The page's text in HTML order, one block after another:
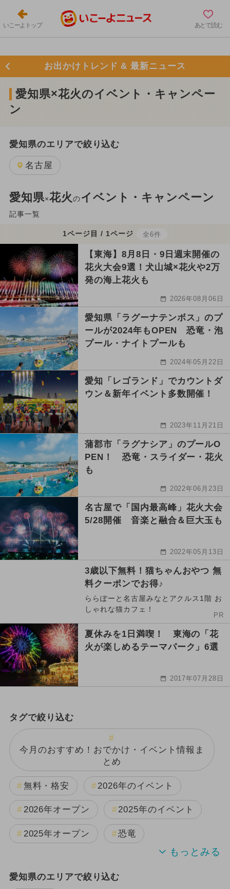
いこーよトップ あとで読む
お出かけトレンド & 最新ニュース
愛知県×花火のイベント・キャンペー
ン
愛知県のエリアで絞り込む
名古屋
愛知県×花火のイベント・キャンペーン
記事一覧
1ページ目 / 1ページ 全6件
【東海】8月8日・9日週末開催の
花火大会9選！犬山城×花火や2万
発の海上花火も
2026年08月06日
愛知県「ラグーナテンボス」のプ
ールが2024年もOPEN 恐竜・泡
プール・ナイトプールも
2024年05月22日
愛知「レゴランド」でカウントダ
ウン＆新年イベント多数開催！
2023年11月21日
蒲郡市「ラグナシア」のプールO
PEN！ 恐竜・スライダー・花火
も
2022年06月23日
名古屋で「国内最高峰」花火大会
5/28開催 音楽と融合＆巨大玉も
2022年05月13日
3歳以下無料！猫ちゃんおやつ 無
料クーポンでお得♪
ららぽーと名古屋みなとアクルス1階 お
しゃれな猫カフェ！
PR
夏休みを1日満喫！ 東海の「花
火が楽しめるテーマパーク」6選
2017年07月28日
タグで絞り込む
今月のおすすめ！おでかけ・イベント情報ま
とめ
無料・格安 2026年のイベント
2026年オープン 2025年のイベント
2025年オープン 恐竜
2024年のイベント
愛知県のエリアで絞り込む